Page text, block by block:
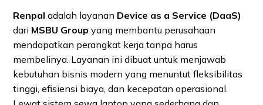
Renpal adalah layanan Device as a Service (DaaS)
dari MSBU Group yang membantu perusahaan
mendapatkan perangkat kerja tanpa harus
membelinya. Layanan ini dibuat untuk menjawab
kebutuhan bisnis modern yang menuntut fleksibilitas
tinggi, efisiensi biaya, dan kecepatan operasional.